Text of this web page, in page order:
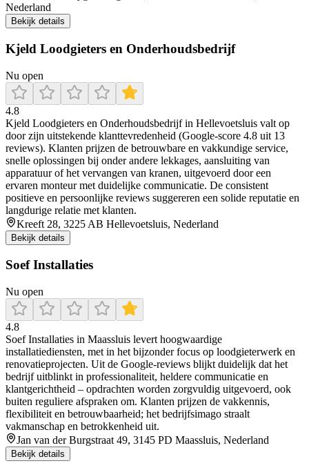
Nederland
Bekijk details
Kjeld Loodgieters en Onderhoudsbedrijf
Nu open
4.8
Kjeld Loodgieters en Onderhoudsbedrijf in Hellevoetsluis valt op
door zijn uitstekende klanttevredenheid (Google-score 4.8 uit 13
reviews). Klanten prijzen de betrouwbare en vakkundige service,
snelle oplossingen bij onder andere lekkages, aansluiting van
apparatuur of het vervangen van kranen, uitgevoerd door een
ervaren monteur met duidelijke communicatie. De consistent
positieve en persoonlijke reviews suggereren een solide reputatie en
langdurige relatie met klanten.
Kreeft 28, 3225 AB Hellevoetsluis, Nederland
Bekijk details
Soef Installaties
Nu open
4.8
Soef Installaties in Maassluis levert hoogwaardige
installatiediensten, met in het bijzonder focus op loodgieterwerk en
renovatieprojecten. Uit de Google-reviews blijkt duidelijk dat het
bedrijf uitblinkt in professionaliteit, heldere communicatie en
klantgerichtheid – opdrachten worden zorgvuldig uitgevoerd, ook
buiten reguliere afspraken om. Klanten prijzen de vakkennis,
flexibiliteit en betrouwbaarheid; het bedrijfsimago straalt
vakmanschap en betrokkenheid uit.
Jan van der Burgstraat 49, 3145 PD Maassluis, Nederland
Bekijk details